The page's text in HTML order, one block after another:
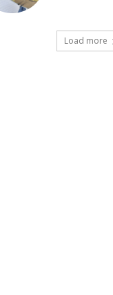
Load more